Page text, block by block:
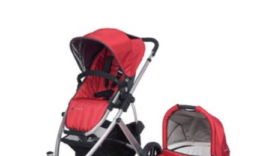
Kreveci, ljuljaške i ležaljke
Kadice, noše i adapteri
Hranilice, flašice i cucle
Monitori, Ogradice i tricikli
Posteljine, vrećice i baldahini